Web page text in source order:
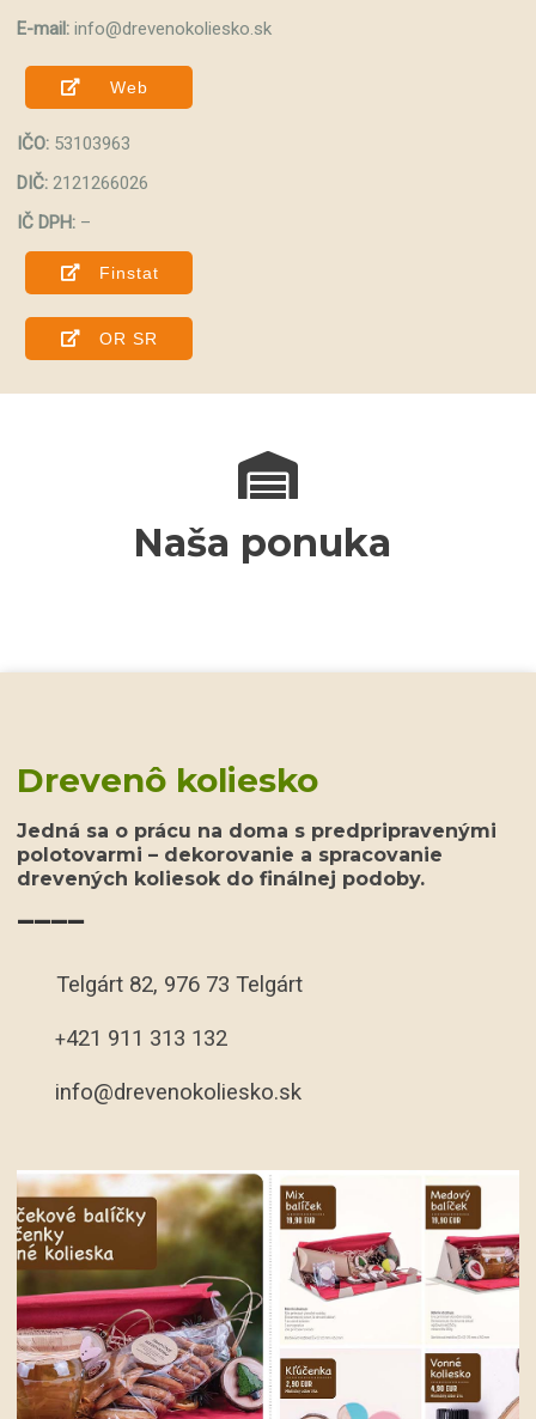
E-mail: info@drevenokoliesko.sk
Web
IČO: 53103963
DIČ: 2121266026
IČ DPH: –
Finstat
OR SR
Naša ponuka
Drevenô koliesko
Jedná sa o prácu na doma s predpripravenými
polotovarmi – dekorovanie a spracovanie
drevených koliesok do finálnej podoby.
____
Telgárt 82, 976 73 Telgárt
+421 911 313 132
info@drevenokoliesko.sk